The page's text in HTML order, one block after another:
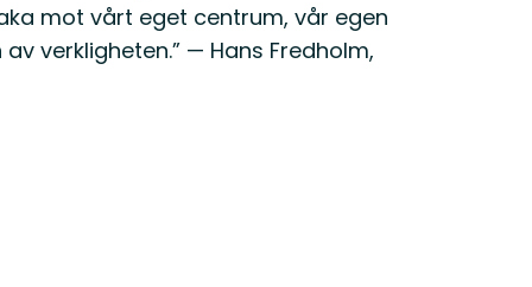
mot vårt eget centrum, vår egen
verkligheten.” — Hans Fredholm,